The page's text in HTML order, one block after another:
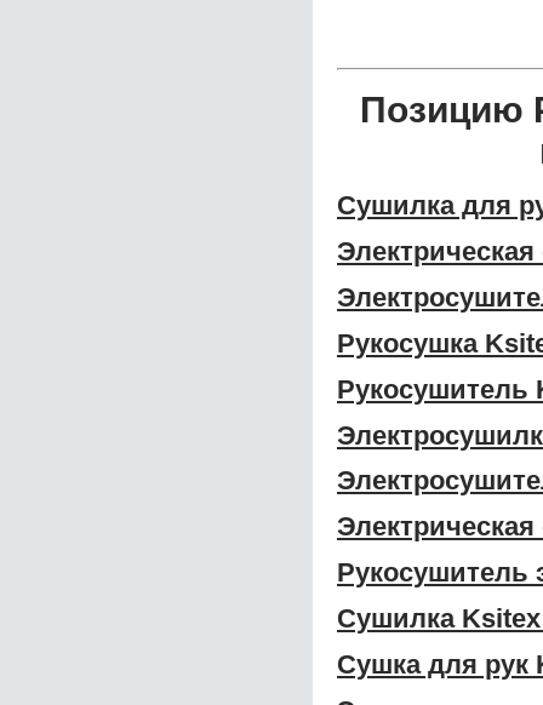
Позицию
Сушилка для
Рукосушка
Рукосушитель
Рукосушитель
Сушилка Ksitex
Сушка для рук